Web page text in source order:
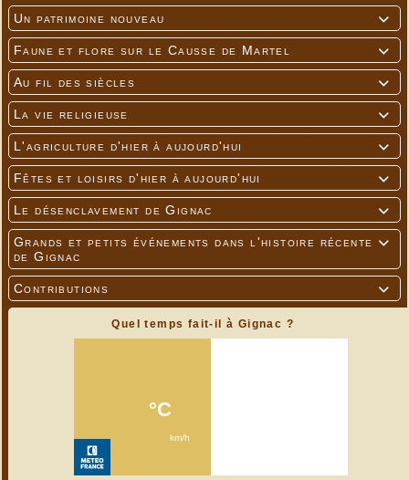

Un patrimoine nouveau

Faune et flore sur le Causse de Martel

Au fil des siècles

La vie religieuse

L'agriculture d'hier à aujourd'hui

Fêtes et loisirs d'hier à aujourd'hui

Le désenclavement de Gignac

Grands et petits événements dans l'histoire récente
de Gignac

Contributions
Quel temps fait-il à Gignac ?